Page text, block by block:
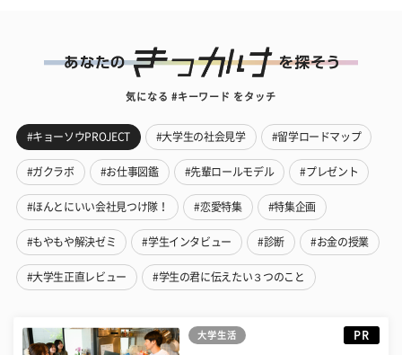
気になる #キーワード をタッチ
#キョーソウPROJECT #大学生の社会見学 #留学ロードマップ
#ガクラボ #お仕事図鑑 #先輩ロールモデル #プレゼント
#ほんとにいい会社見つけ隊！ #恋愛特集 #特集企画
#もやもや解決ゼミ #学生インタビュー #診断 #お金の授業
#大学生正直レビュー #学生の君に伝えたい３つのこと
大学生活 PR